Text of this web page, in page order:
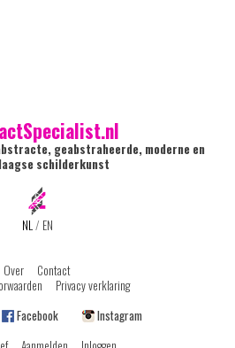
geabstraheerde, moderne en
schilderkunst
NL/ EN
Over
Contact
Privacy verklaring
Facebook
Instagram